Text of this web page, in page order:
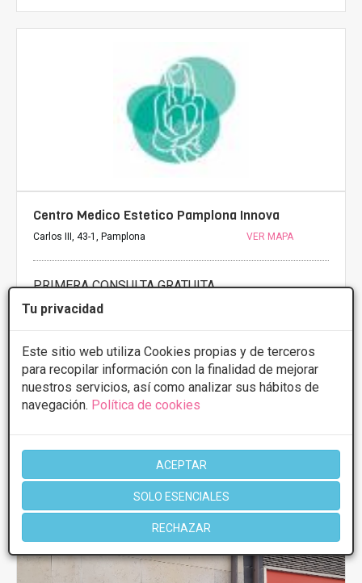
Tu privacidad
Este sitio web utiliza Cookies propias y de terceros
para recopilar información con la finalidad de mejorar
nuestros servicios, así como analizar sus hábitos de
navegación. Política de cookies
ACEPTAR
SOLO ESENCIALES
RECHAZAR
Centro Medico Estetico Pamplona Innova
Carlos III, 43-1, Pamplona VER MAPA
PRIMERA CONSULTA GRATUITA
Radiofrecuencia facial
Radiofrecuencia
Desde 200€
Presupuestos con 5% de descuento *
CONSULTAR/CITA/PRESUPUESTO